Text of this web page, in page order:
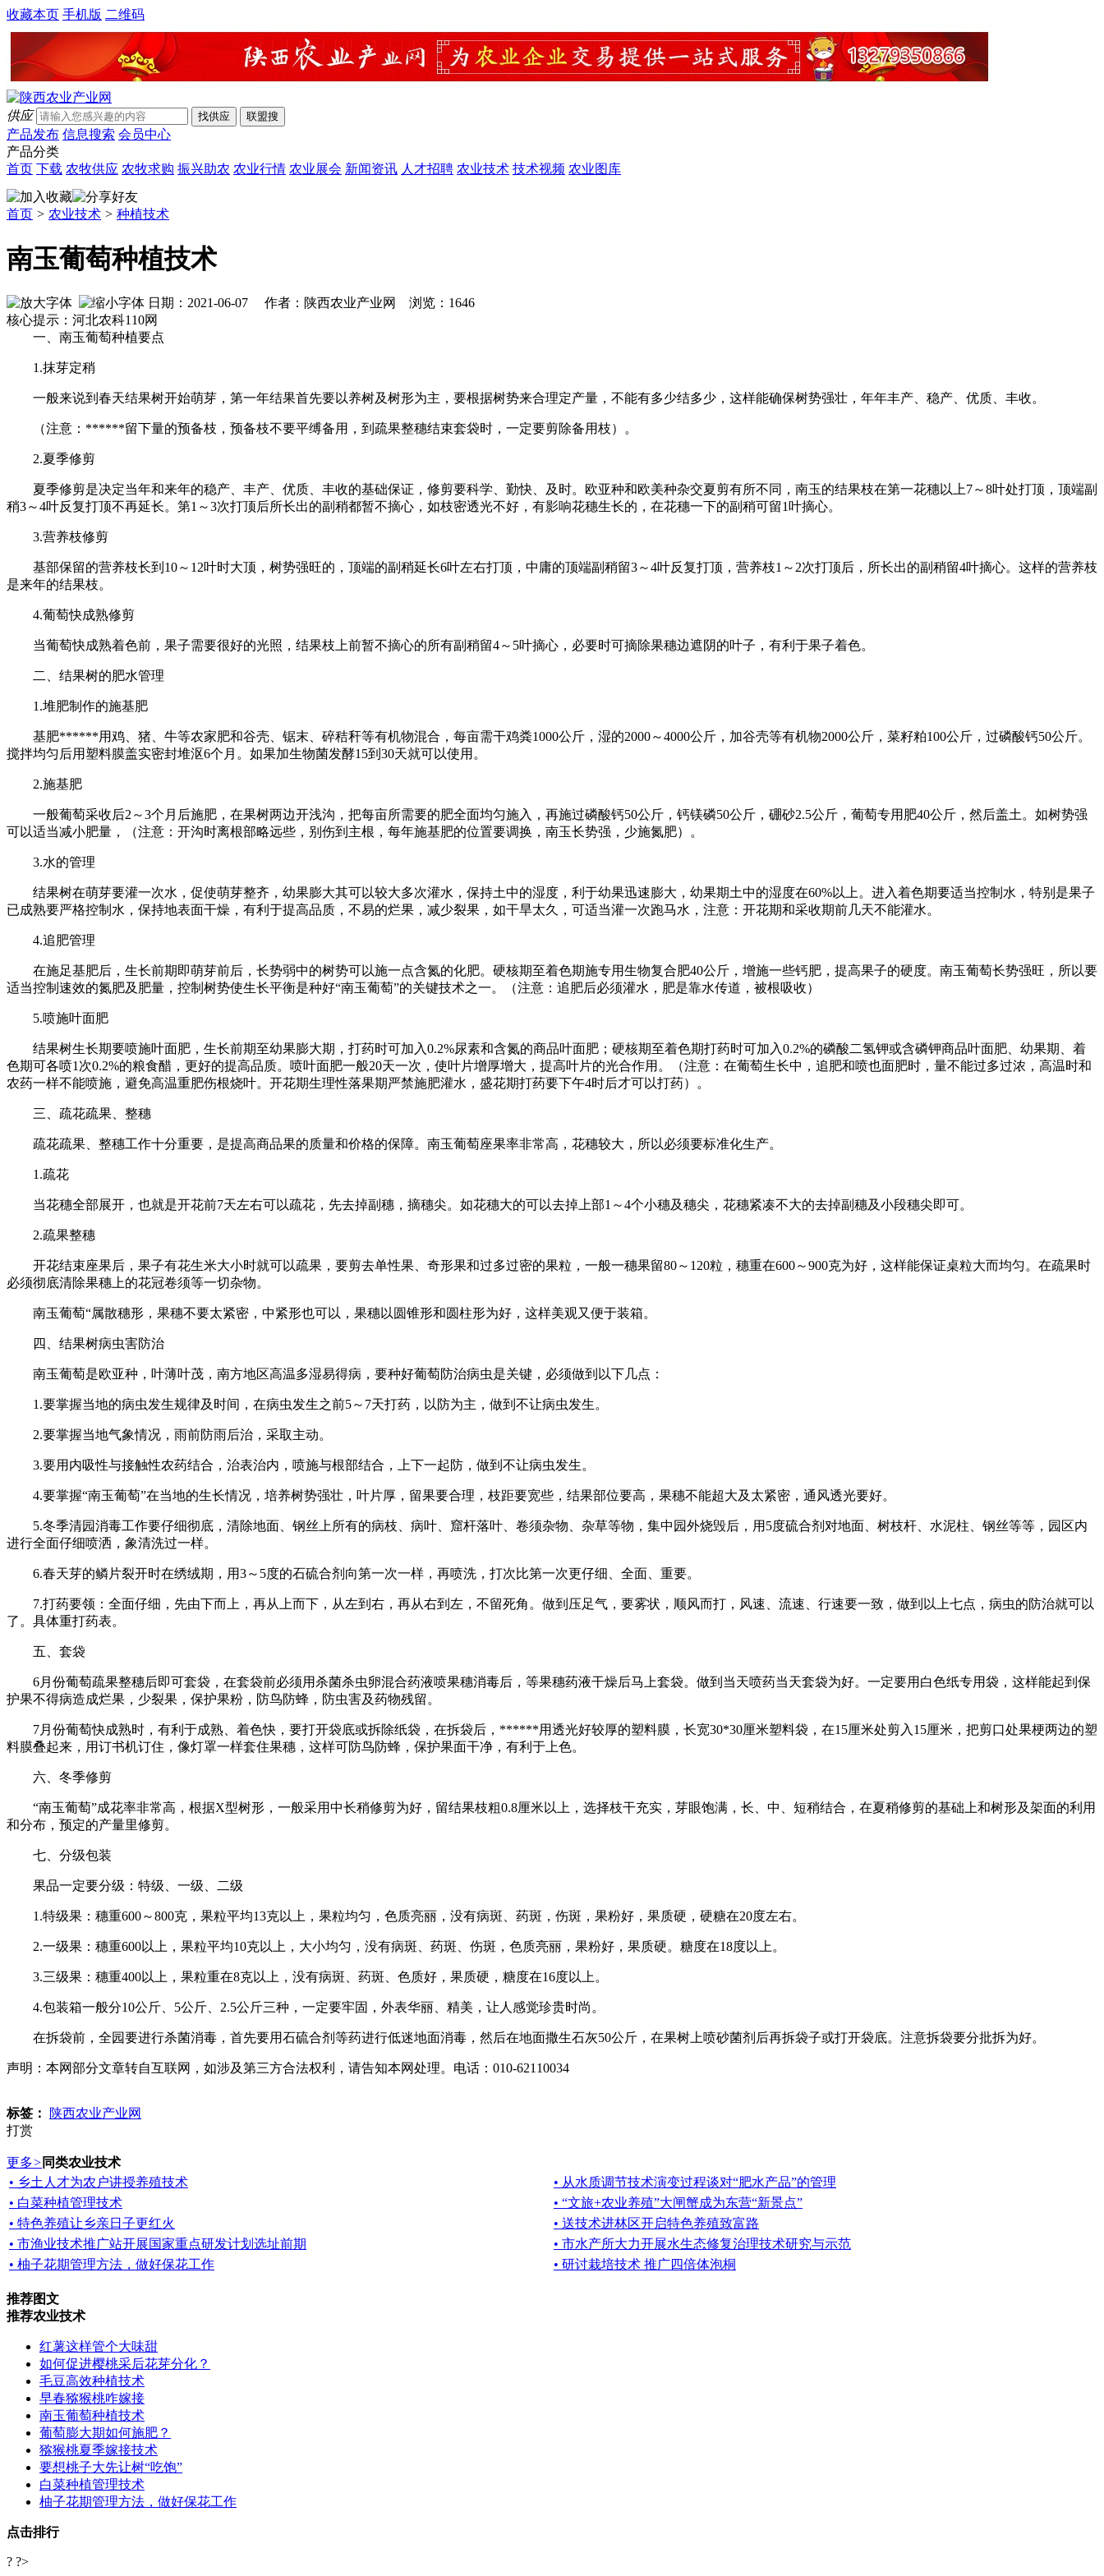
收藏本页 手机版 二维码
供应
产品发布 信息搜索 会员中心
产品分类
首页 下载 农牧供应 农牧求购 振兴助农 农业行情 农业展会 新闻资讯 人才招聘 农业技术 技术视频 农业图库
首页 > 农业技术 > 种植技术
南玉葡萄种植技术
日期：2021-06-07 作者：陕西农业产业网 浏览： 1646
核心提示：河北农科110网
一、南玉葡萄种植要点
1.抹芽定稍
一般来说到春天结果树开始萌芽，第一年结果首先要以养树及树形为主，要根据树势来合理定产量，不能有多少结多少，这样能确保树势强壮，年年丰产、稳产、优质、丰收。
（注意：******留下量的预备枝，预备枝不要平缚备用，到疏果整穗结束套袋时，一定要剪除备用枝）。
2.夏季修剪
夏季修剪是决定当年和来年的稳产、丰产、优质、丰收的基础保证，修剪要科学、勤快、及时。欧亚种和欧美种杂交夏剪有所不同，南玉的结果枝在第一花穗以上7～8叶处打顶，顶端副
稍3～4叶反复打顶不再延长。第1～3次打顶后所长出的副稍都暂不摘心，如枝密透光不好，有影响花穗生长的，在花穗一下的副稍可留1叶摘心。
3.营养枝修剪
基部保留的营养枝长到10～12叶时大顶，树势强旺的，顶端的副稍延长6叶左右打顶，中庸的顶端副稍留3～4叶反复打顶，营养枝1～2次打顶后，所长出的副稍留4叶摘心。这样的营养枝
是来年的结果枝。
4.葡萄快成熟修剪
当葡萄快成熟着色前，果子需要很好的光照，结果枝上前暂不摘心的所有副稍留4～5叶摘心，必要时可摘除果穗边遮阴的叶子，有利于果子着色。
二、结果树的肥水管理
1.堆肥制作的施基肥
基肥******用鸡、猪、牛等农家肥和谷壳、锯末、碎秸秆等有机物混合，每亩需干鸡粪1000公斤，湿的2000～4000公斤，加谷壳等有机物2000公斤，菜籽粕100公斤，过磷酸钙50公斤。
搅拌均匀后用塑料膜盖实密封堆沤6个月。如果加生物菌发酵15到30天就可以使用。
2.施基肥
一般葡萄采收后2～3个月后施肥，在果树两边开浅沟，把每亩所需要的肥全面均匀施入，再施过磷酸钙50公斤，钙镁磷50公斤，硼砂2.5公斤，葡萄专用肥40公斤，然后盖土。如树势强
可以适当减小肥量，（注意：开沟时离根部略远些，别伤到主根，每年施基肥的位置要调换，南玉长势强，少施氮肥）。
3.水的管理
结果树在萌芽要灌一次水，促使萌芽整齐，幼果膨大其可以较大多次灌水，保持土中的湿度，利于幼果迅速膨大，幼果期土中的湿度在60%以上。进入着色期要适当控制水，特别是果子
已成熟要严格控制水，保持地表面干燥，有利于提高品质，不易的烂果，减少裂果，如干旱太久，可适当灌一次跑马水，注意：开花期和采收期前几天不能灌水。
4.追肥管理
在施足基肥后，生长前期即萌芽前后，长势弱中的树势可以施一点含氮的化肥。硬核期至着色期施专用生物复合肥40公斤，增施一些钙肥，提高果子的硬度。南玉葡萄长势强旺，所以要
适当控制速效的氮肥及肥量，控制树势使生长平衡是种好“南玉葡萄”的关键技术之一。（注意：追肥后必须灌水，肥是靠水传道，被根吸收）
5.喷施叶面肥
结果树生长期要喷施叶面肥，生长前期至幼果膨大期，打药时可加入0.2%尿素和含氮的商品叶面肥；硬核期至着色期打药时可加入0.2%的磷酸二氢钾或含磷钾商品叶面肥、幼果期、着
色期可各喷1次0.2%的粮食醋，更好的提高品质。喷叶面肥一般20天一次，使叶片增厚增大，提高叶片的光合作用。（注意：在葡萄生长中，追肥和喷也面肥时，量不能过多过浓，高温时和
农药一样不能喷施，避免高温重肥伤根烧叶。开花期生理性落果期严禁施肥灌水，盛花期打药要下午4时后才可以打药）。
三、疏花疏果、整穗
疏花疏果、整穗工作十分重要，是提高商品果的质量和价格的保障。南玉葡萄座果率非常高，花穗较大，所以必须要标准化生产。
1.疏花
当花穗全部展开，也就是开花前7天左右可以疏花，先去掉副穗，摘穗尖。如花穗大的可以去掉上部1～4个小穗及穗尖，花穗紧凑不大的去掉副穗及小段穗尖即可。
2.疏果整穗
开花结束座果后，果子有花生米大小时就可以疏果，要剪去单性果、奇形果和过多过密的果粒，一般一穗果留80～120粒，穗重在600～900克为好，这样能保证桌粒大而均匀。在疏果时
必须彻底清除果穗上的花冠卷须等一切杂物。
南玉葡萄“属散穗形，果穗不要太紧密，中紧形也可以，果穗以圆锥形和圆柱形为好，这样美观又便于装箱。
四、结果树病虫害防治
南玉葡萄是欧亚种，叶薄叶茂，南方地区高温多湿易得病，要种好葡萄防治病虫是关键，必须做到以下几点：
1.要掌握当地的病虫发生规律及时间，在病虫发生之前5～7天打药，以防为主，做到不让病虫发生。
2.要掌握当地气象情况，雨前防雨后治，采取主动。
3.要用内吸性与接触性农药结合，治表治内，喷施与根部结合，上下一起防，做到不让病虫发生。
4.要掌握“南玉葡萄”在当地的生长情况，培养树势强壮，叶片厚，留果要合理，枝距要宽些，结果部位要高，果穗不能超大及太紧密，通风透光要好。
5.冬季清园消毒工作要仔细彻底，清除地面、钢丝上所有的病枝、病叶、窟杆落叶、卷须杂物、杂草等物，集中园外烧毁后，用5度硫合剂对地面、树枝杆、水泥柱、钢丝等等，园区内
进行全面仔细喷洒，象清洗过一样。
6.春天芽的鳞片裂开时在绣绒期，用3～5度的石硫合剂向第一次一样，再喷洗，打次比第一次更仔细、全面、重要。
7.打药要领：全面仔细，先由下而上，再从上而下，从左到右，再从右到左，不留死角。做到压足气，要雾状，顺风而打，风速、流速、行速要一致，做到以上七点，病虫的防治就可以
了。具体重打药表。
五、套袋
6月份葡萄疏果整穗后即可套袋，在套袋前必须用杀菌杀虫卵混合药液喷果穗消毒后，等果穗药液干燥后马上套袋。做到当天喷药当天套袋为好。一定要用白色纸专用袋，这样能起到保
护果不得病造成烂果，少裂果，保护果粉，防鸟防蜂，防虫害及药物残留。
7月份葡萄快成熟时，有利于成熟、着色快，要打开袋底或拆除纸袋，在拆袋后，******用透光好较厚的塑料膜，长宽30*30厘米塑料袋，在15厘米处剪入15厘米，把剪口处果梗两边的塑
料膜叠起来，用订书机订住，像灯罩一样套住果穗，这样可防鸟防蜂，保护果面干净，有利于上色。
六、冬季修剪
“南玉葡萄”成花率非常高，根据X型树形，一般采用中长稍修剪为好，留结果枝粗0.8厘米以上，选择枝干充实，芽眼饱满，长、中、短稍结合，在夏稍修剪的基础上和树形及架面的利用
和分布，预定的产量里修剪。
七、分级包装
果品一定要分级：特级、一级、二级
1.特级果：穗重600～800克，果粒平均13克以上，果粒均匀，色质亮丽，没有病斑、药斑，伤斑，果粉好，果质硬，硬糖在20度左右。
2.一级果：穗重600以上，果粒平均10克以上，大小均匀，没有病斑、药斑、伤斑，色质亮丽，果粉好，果质硬。糖度在18度以上。
3.三级果：穗重400以上，果粒重在8克以上，没有病斑、药斑、色质好，果质硬，糖度在16度以上。
4.包装箱一般分10公斤、5公斤、2.5公斤三种，一定要牢固，外表华丽、精美，让人感觉珍贵时尚。
在拆袋前，全园要进行杀菌消毒，首先要用石硫合剂等药进行低迷地面消毒，然后在地面撒生石灰50公斤，在果树上喷砂菌剂后再拆袋子或打开袋底。注意拆袋要分批拆为好。
声明：本网部分文章转自互联网，如涉及第三方合法权利，请告知本网处理。电话：010-62110034
标签：
陕西农业产业网
打赏
更多> 同类农业技术
• 乡土人才为农户讲授养殖技术
• 从水质调节技术演变过程谈对“肥水产品”的管理
• 白菜种植管理技术
• “文旅+农业养殖”大闸蟹成为东营“新景点”
• 特色养殖让乡亲日子更红火
• 送技术进林区开启特色养殖致富路
• 市渔业技术推广站开展国家重点研发计划选址前期
• 市水产所大力开展水生态修复治理技术研究与示范
• 柚子花期管理方法，做好保花工作
• 研讨栽培技术 推广四倍体泡桐
推荐图文
推荐农业技术
红薯这样管个大味甜
如何促进樱桃采后花芽分化？
毛豆高效种植技术
早春猕猴桃咋嫁接
南玉葡萄种植技术
葡萄膨大期如何施肥？
猕猴桃夏季嫁接技术
要想桃子大先让树“吃饱”
白菜种植管理技术
柚子花期管理方法，做好保花工作
点击排行
? ?>